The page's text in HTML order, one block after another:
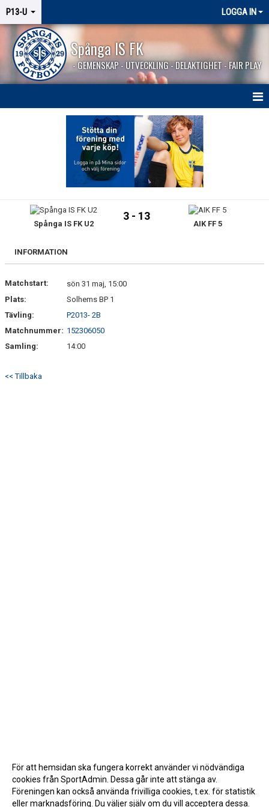
P13-U LOGGA IN
Spånga IS FK
- GEMENSKAP - UTVECKLING - DELAKTIGHET - FAIR PLAY
TRUPPEN
BILDGALLERI
KONTAKT
Spånga IS FK U2
3 - 13
AIK FF 5
INFORMATION
Matchstart:
sön 31 maj, 15:00
Plats:
Solhems BP 1
Tävling:
P2013- 2B
Matchnummer: 152306050
Samling:
14:00
<< Tillbaka
För att hemsidan ska fungera korrekt använder vi nödvändiga
cookies från SportAdmin. Dessa går inte att stänga av.
Föreningen kan också använda frivilliga cookies, t.ex. för statistik
eller marknadsföring. Du väljer själv om du vill acceptera dessa.